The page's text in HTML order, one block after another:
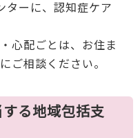
ターに、認知症ケア
心配ごとは、お住ま
ご相談ください。
る地域包括支